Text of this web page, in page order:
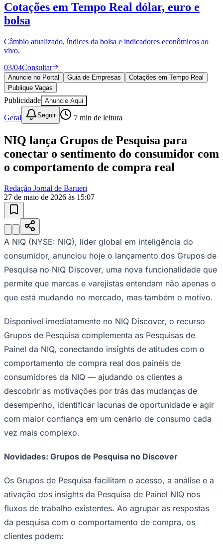
Goiás
Cotações em Tempo Real dólar, euro e
bolsa
Câmbio atualizado, índices da bolsa e indicadores econômicos ao
vivo.
03/04Consultar
Anuncie no Portal Guia de Empresas
Cotações em Tempo Real
Publique Vagas
Publicidade Anuncie Aqui
Geral Seguir 7 min de leitura
NIQ lança Grupos de Pesquisa para
conectar o sentimento do consumidor com
o comportamento de compra real
Redação Jornal de Barueri
27 de maio de 2026 às 15:07
A NIQ (NYSE: NIQ), líder global em inteligência do
consumidor, anunciou hoje o lançamento dos Grupos de
Pesquisa no NIQ Discover, uma nova funcionalidade que
permite que marcas e varejistas entendam não apenas o
que está mudando no mercado, mas também o motivo.
Disponível imediatamente no NIQ Discover, o recurso
Grupos de Pesquisa complementa as Pesquisas de
Painel da NIQ, conectando insights de atitudes com o
comportamento de compra real dos painéis de
consumidores da NIQ — ajudando os clientes a
descobrir as motivações por trás das mudanças de
desempenho, identificar lacunas de oportunidade e agir
com maior confiança em um cenário de consumo cada
vez mais complexo.
Novidades: Grupos de Pesquisa no Discover
Os Grupos de Pesquisa facilitam o acesso, a análise e a
ativação dos insights da Pesquisa de Painel NIQ nos
fluxos de trabalho existentes. Ao agrupar as respostas
da pesquisa com o comportamento de compra, os
clientes podem: